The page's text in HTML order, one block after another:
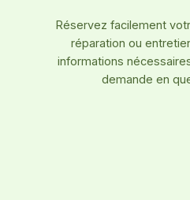
Réservez facilement
réparation ou
informations
demande en